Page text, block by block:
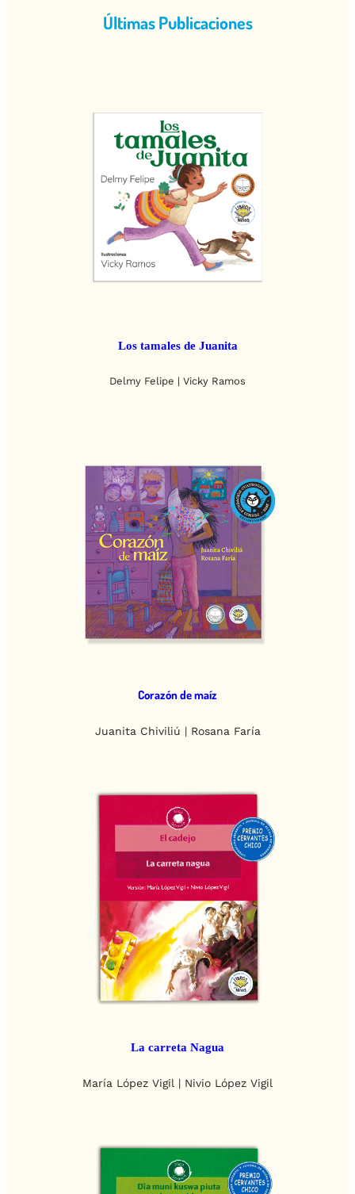
Últimas Publicaciones
Los tamales de Juanita
Delmy Felipe | Vicky Ramos
Corazón de maíz
Juanita Chiviliú | Rosana Faría
La carreta Nagua
María López Vigil | Nivio López Vigil